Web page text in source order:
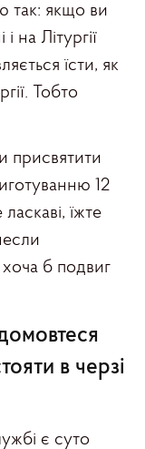
так: якщо ви
на Літургії
їсти, як
Тобто
присвятити
12
їжте
б подвиг
в черзі
є суто